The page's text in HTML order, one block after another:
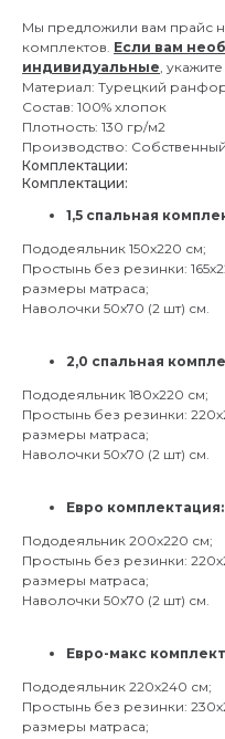
Мы предложили вам прайс
комплектов. Если вам
индивидуальные,
Материал: Турецкий
Состав: 100% хлопок
Плотность: 130 гр/м2
Производство:
Комплектации:
Комплектации:
1,5 спальная
Пододеяльник 150х220 см;
Простынь без резинки:
размеры матраса;
Наволочки 50х70 (2 шт) см.
2,0 спальная
Пододеяльник 180х220 см;
Простынь без резинки:
размеры матраса;
Наволочки 50х70 (2 шт) см.
Евро комплектация:
Пододеяльник 200х220 см;
Простынь без резинки:
размеры матраса;
Наволочки 50х70 (2 шт) см.
Евро-макс
Пододеяльник 220х240 см;
Простынь без резинки:
размеры матраса;